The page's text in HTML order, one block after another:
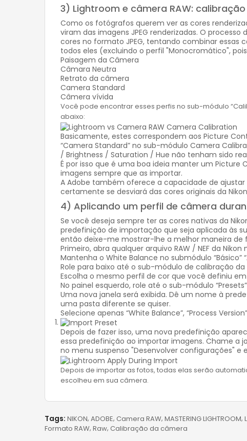
3) Lightroom e câmera RAW:
Como os fotógrafos querem ver as cores
viram das imagens JPEG renderizadas. O
cores no formato JPEG, tentando combinar essas
todos eles (excluindo o perfil "Monocromático",
Paisagem da Câmera
Câmara Neutra
Retrato da câmera
Camera Standard
Câmera vívida
Você pode encontrar esses perfis no sub-módulo
abaixo:
Basicamente, estes correspondem aos Picture
“Camera Standard” no sub-módulo Camera
/ Brightness / Saturation / Hue não tenham sido
É por isso que é uma boa ideia manter um
imagens sempre que as importar.
A Adobe também oferece a capacidade de
certamente se desviará das cores originais da
4) Aplicando um perfil de câmera
Se você deseja sempre ter as cores nativas da
predefinição de importação que seja aplicada às
então deixe-me mostrar-lhe a melhor maneira de
Primeiro, abra qualquer arquivo RAW / NEF da
Mantenha o White Balance no submódulo
Role para baixo até o sub-módulo de calibração
Escolha o mesmo perfil de cor que você definiu
No painel esquerdo, role até o sub-módulo
Uma nova janela será exibida. Dê um nome à
uma pasta diferente se quiser.
Selecione apenas “White Balance”, “Process
Depois de fazer isso, uma nova predefinição
essa predefinição ao importar imagens. Chame a
no menu suspenso "Desenvolver configurações"
Depois de importar as fotos, todas elas serão
escolheu em sua câmera.
Tags: NIKON ADOBE Camera RAW MASTERING LIGHTROOM
Formato RAW Raw Calibração da câmera